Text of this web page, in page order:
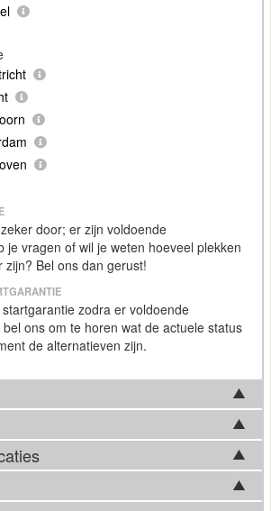
door; er zijn voldoende
je vragen of wil je weten hoeveel plekken
Bel ons dan gerust!
zodra er voldoende
ons om te horen wat de actuele status
de alternatieven zijn.
kan verstrekkende gevolgen
applicaties die onbereikbaar zijn,
klanten treft, of een plotselinge
die hardware bedreigt. In zulke situaties is
teams snel en doelgericht kunnen
troubleshooting komen in
onderwerpen aan bod. Afhankelijk van
vakgebied, kan de feitelijke
Nederland. Ook beschikbaar in